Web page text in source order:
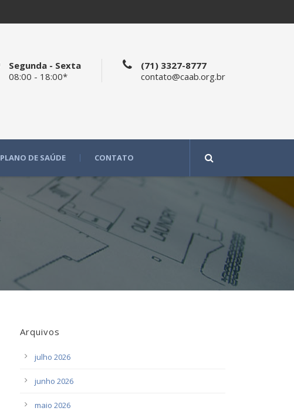
Segunda - Sexta
08:00 - 18:00*
(71) 3327-8777
contato@caab.org.br
PLANO DE SAÚDE CONTATO
Arquivos
julho 2026
junho 2026
maio 2026